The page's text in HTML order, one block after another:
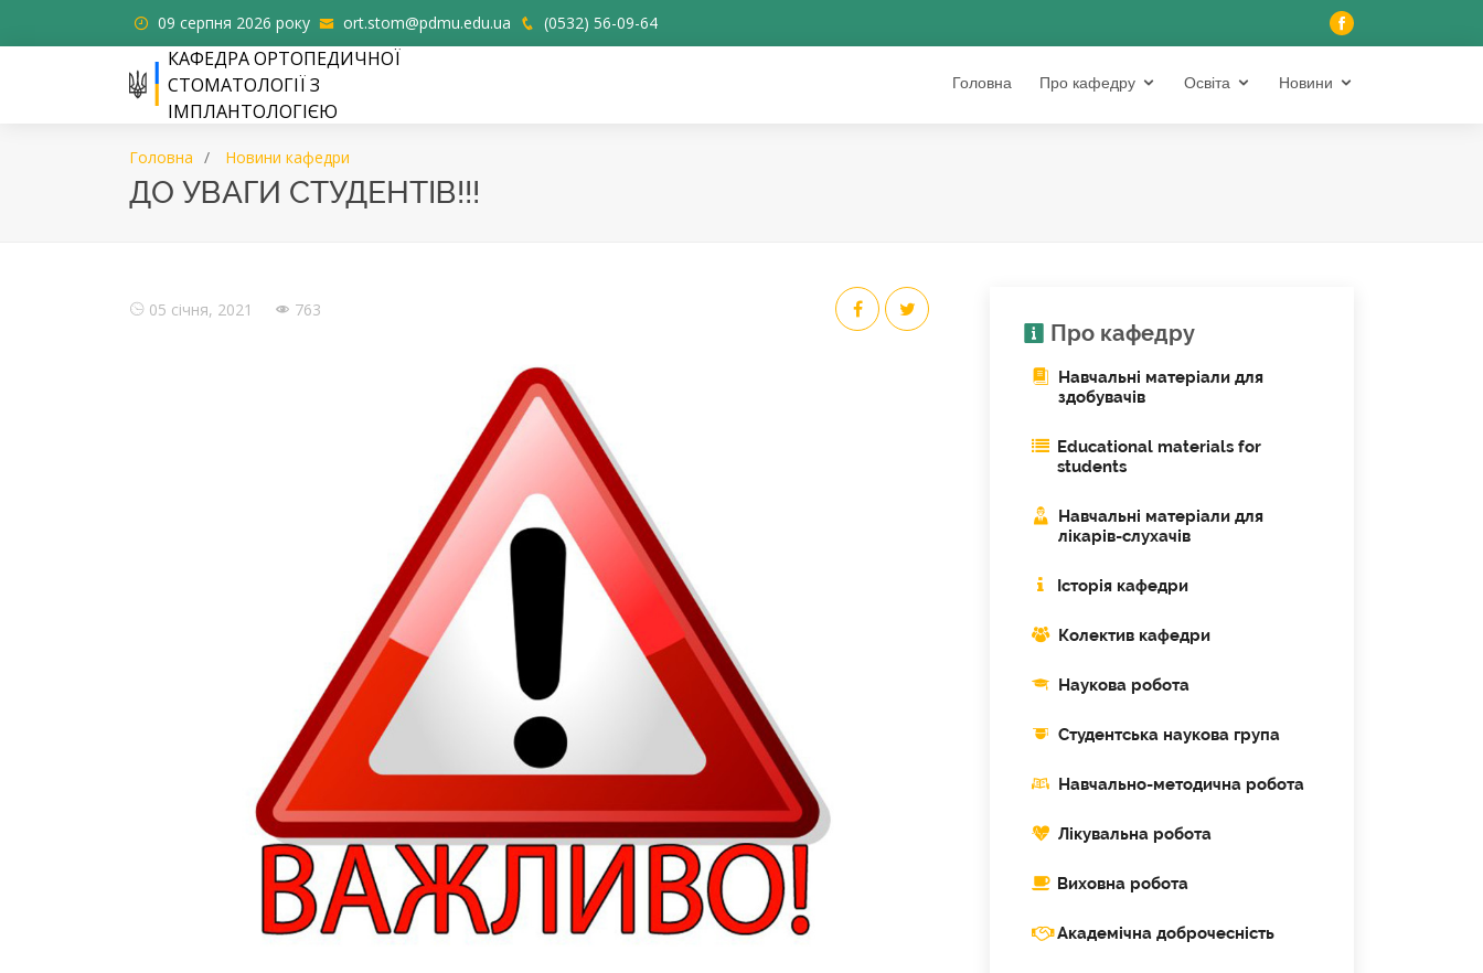
09 серпня 2026 року ort.stom@pdmu.edu.ua (0532) 56-09-64
КАФЕДРА ОРТОПЕДИЧНОЇ
СТОМАТОЛОГІЇ З
ІМПЛАНТОЛОГІЄЮ
Головна Про кафедру Освіта Новини
Головна Новини кафедри
ДО УВАГИ СТУДЕНТІВ!!!
05 січня, 2021 763
Про кафедру
Навчальні матеріали для
здобувачів
Educational materials for
students
Навчальні матеріали для
лікарів-слухачів
Історія кафедри
Колектив кафедри
Наукова робота
Cтудентська наукова група
Навчально-методична робота
Лікувальна робота
Виховна робота
Академічна доброчесність